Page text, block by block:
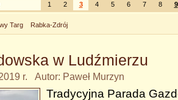
1 2 3 4 5 6 7 8 9
Targ Rabka-Zdrój
w Ludźmierzu
r. Autor: Paweł Murzyn
Tradycyjna Parada